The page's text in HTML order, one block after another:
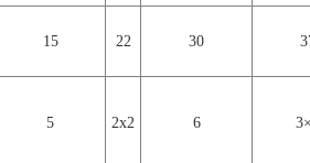
15 22 30
5 2x2 6